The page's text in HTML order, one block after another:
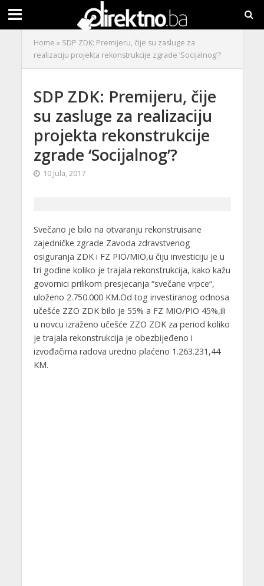
Home » SDP ZDK: Premijeru, čije su zasluge za
realizaciju projekta rekonstrukcije zgrade ‘Socijalnog’?
SDP ZDK: Premijeru, čije
su zasluge za realizaciju
projekta rekonstrukcije
zgrade ‘Socijalnog’?
10 Jula, 2017
Svečano je bilo na otvaranju rekonstruisane
zajedničke zgrade Zavoda zdravstvenog
osiguranja ZDK i FZ PIO/MIO,u čiju investiciju je u
tri godine koliko je trajala rekonstrukcija, kako kažu
govornici prilikom presjecanja “svečane vrpce“,
uloženo 2.750.000 KM.Od tog investiranog odnosa
učešće ZZO ZDK bilo je 55% a FZ MIO/PIO 45%,ili
u novcu izraženo učešće ZZO ZDK za period koliko
je trajala rekonstrukcija je obezbijeđeno i
izvođačima radova uredno plaćeno 1.263.231,44
KM.